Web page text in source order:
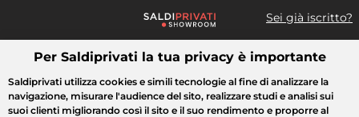
Sei già iscritto?
Cosa cerchi?
Tutte le vendite Moda Casa Bellezza Elettrodomestici
Per Saldiprivati la tua privacy è importante
Saldiprivati utilizza cookies e simili tecnologie al fine di analizzare la
navigazione, misurare l'audience del sito, realizzare studi e analisi sui
suoi clienti migliorando così il sito e il suo rendimento e proporre al